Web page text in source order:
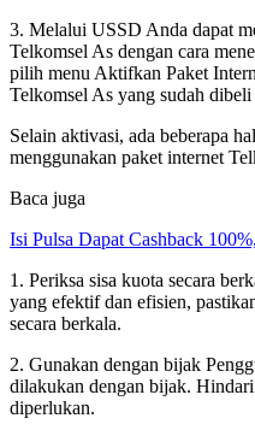
3. Melalui USSD Anda dapat
Telkomsel As dengan cara
pilih menu Aktifkan Paket
Telkomsel As yang sudah dibeli
Selain aktivasi, ada beberapa
menggunakan paket internet
Baca juga
Isi Pulsa Dapat Cashback
1. Periksa sisa kuota secara
yang efektif dan efisien,
secara berkala.
2. Gunakan dengan bijak
dilakukan dengan bijak.
diperlukan.